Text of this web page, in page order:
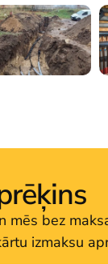
mēs bez
izmaksu